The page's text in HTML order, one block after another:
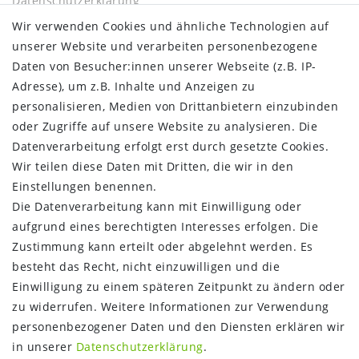
AGB
Barrierefreiheitserklärung
Widerrufs­recht
Kontakt
Vertrag widerrufen
INFORMATIONEN:
Zahlungsinformationen
Versandinformationen
Über uns
Gutschein
NEWS
Google Maps
Kundenbewertungen
Kontakt
Wir verwenden Cookies und ähnliche Technologien auf
unserer Website und verarbeiten personenbezogene
Daten von Besucher:innen unserer Webseite (z.B. IP-
Adresse), um z.B. Inhalte und Anzeigen zu
personalisieren, Medien von Drittanbietern einzubinden
oder Zugriffe auf unsere Website zu analysieren. Die
Datenverarbeitung erfolgt erst durch gesetzte Cookies.
Wir teilen diese Daten mit Dritten, die wir in den
Einstellungen benennen.
Die Datenverarbeitung kann mit Einwilligung oder
aufgrund eines berechtigten Interesses erfolgen. Die
Zustimmung kann erteilt oder abgelehnt werden. Es
besteht das Recht, nicht einzuwilligen und die
Einwilligung zu einem späteren Zeitpunkt zu ändern oder
zu widerrufen. Weitere Informationen zur Verwendung
personenbezogener Daten und den Diensten erklären wir
in unserer Daten­schutz­erklärung.